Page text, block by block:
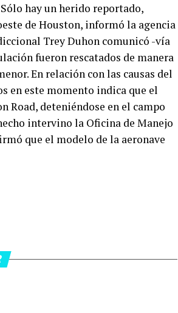
hay un herido reportado,
de Houston, informó la agencia
Trey Duhon comunicó -vía
fueron rescatados de manera
En relación con las causas del
en este momento indica que el
deteniéndose en el campo
intervino la Oficina de Manejo
que el modelo de la aeronave